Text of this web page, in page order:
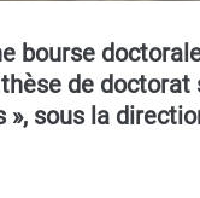
bourse
de
», sous la